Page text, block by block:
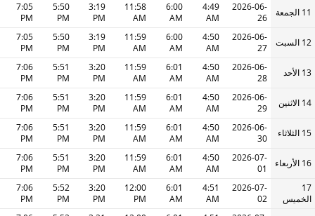
11 الجمعة
2026-06-
26
4:49
AM
6:00
AM
11:58
AM
3:19
PM
5:50
PM
7:05
PM
12 السبت
2026-06-
27
4:50
AM
6:00
AM
11:59
AM
3:19
PM
5:50
PM
7:05
PM
13 الأحد
2026-06-
28
4:50
AM
6:01
AM
11:59
AM
3:20
PM
5:51
PM
7:06
PM
14 الاثنين
2026-06-
29
4:50
AM
6:01
AM
11:59
AM
3:20
PM
5:51
PM
7:06
PM
15 الثلاثاء
2026-06-
30
4:50
AM
6:01
AM
11:59
AM
3:20
PM
5:51
PM
7:06
PM
16 الأربعاء
2026-07-
01
4:50
AM
6:01
AM
11:59
AM
3:20
PM
5:51
PM
7:06
PM
17
الخميس
2026-07-
02
4:51
AM
6:01
AM
12:00
PM
3:20
PM
5:52
PM
7:06
PM